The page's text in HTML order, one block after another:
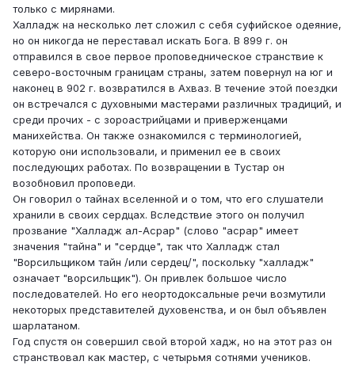
только с мирянами.
Халладж на несколько лет сложил с себя суфийское одеяние,
но он никогда не переставал искать Бога. В 899 г. он
отправился в свое первое проповедническое странствие к
северо-восточным границам страны, затем повернул на юг и
наконец в 902 г. возвратился в Ахваз. В течение этой поездки
он встречался с духовными мастерами различных традиций, и
среди прочих - с зороастрийцами и приверженцами
манихейства. Он также ознакомился с терминологией,
которую они использовали, и применил ее в своих
последующих работах. По возвращении в Тустар он
возобновил проповеди.
Он говорил о тайнах вселенной и о том, что его слушатели
хранили в своих сердцах. Вследствие этого он получил
прозвание "Халладж ал-Асрар" (слово "асрар" имеет
значения "тайна" и "сердце", так что Халладж стал
"Ворсильщиком тайн /или сердец/", поскольку "халладж"
означает "ворсильщик"). Он привлек большое число
последователей. Но его неортодоксальные речи возмутили
некоторых представителей духовенства, и он был объявлен
шарлатаном.
Год спустя он совершил свой второй хадж, но на этот раз он
странствовал как мастер, с четырьмя сотнями учеников.